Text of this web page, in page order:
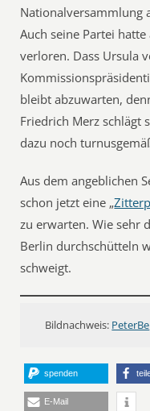
Nationalversammlung
Auch seine Partei
verloren. Dass Ursula
bleibt abzuwarten,
Friedrich Merz schlägt
dazu noch
Aus dem angeblichen
schon jetzt eine „
zu erwarten. Wie sehr
Berlin durchschütteln
schweigt.
Bildnachweis: PeterBe
spenden
E-Mail